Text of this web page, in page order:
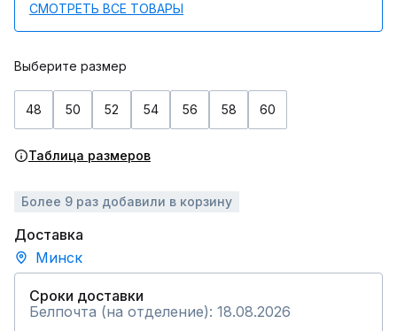
СМОТРЕТЬ ВСЕ ТОВАРЫ
Выберите размер
48 50 52 54 56 58 60
Таблица размеров
Более 9 раз добавили в корзину
Доставка
Минск
Сроки доставки
Белпочта (на отделение): 18.08.2026